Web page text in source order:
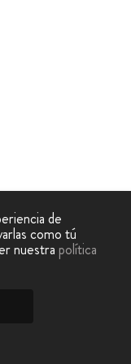
de
como tú
nuestrapolítica